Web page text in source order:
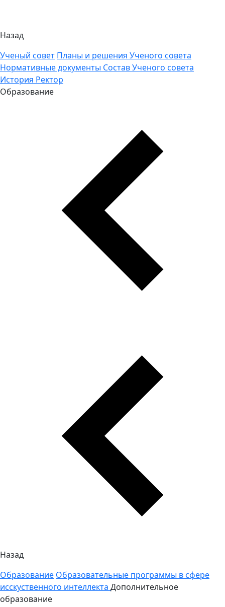
Назад
Ученый совет Планы и решения Ученого совета
Нормативные документы Состав Ученого совета
История Ректор
Образование
Назад
Образование Образовательные программы в сфере
исскуственного интеллекта Дополнительное
образование